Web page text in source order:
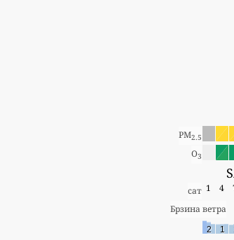
PM2.5
O3
сат 1 4
Брзина ветра
2 1